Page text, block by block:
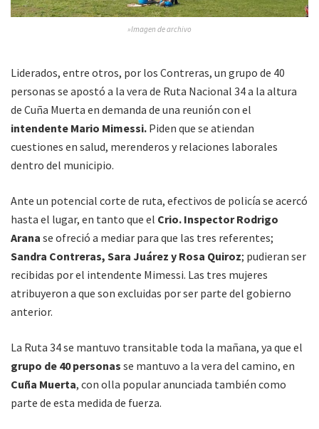
»Imagen de archivo
Liderados, entre otros, por los Contreras, un grupo de 40
personas se apostó a la vera de Ruta Nacional 34 a la altura
de Cuña Muerta en demanda de una reunión con el
intendente Mario Mimessi. Piden que se atiendan
cuestiones en salud, merenderos y relaciones laborales
dentro del municipio.
Ante un potencial corte de ruta, efectivos de policía se acercó
hasta el lugar, en tanto que el Crio. Inspector Rodrigo
Arana se ofreció a mediar para que las tres referentes;
Sandra Contreras, Sara Juárez y Rosa Quiroz; pudieran ser
recibidas por el intendente Mimessi. Las tres mujeres
atribuyeron a que son excluidas por ser parte del gobierno
anterior.
La Ruta 34 se mantuvo transitable toda la mañana, ya que el
grupo de 40 personas se mantuvo a la vera del camino, en
Cuña Muerta, con olla popular anunciada también como
parte de esta medida de fuerza.